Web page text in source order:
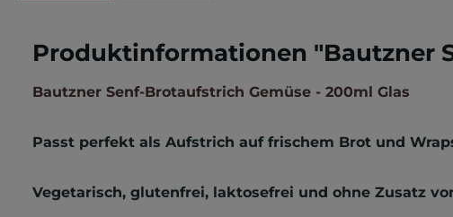
Produktinformationen "Bautzner
Bautzner Senf-Brotaufstrich Gemüse - 200ml Glas
Passt perfekt als Aufstrich auf frischem Brot und
Vegetarisch, glutenfrei, laktosefrei und ohne Zusatz